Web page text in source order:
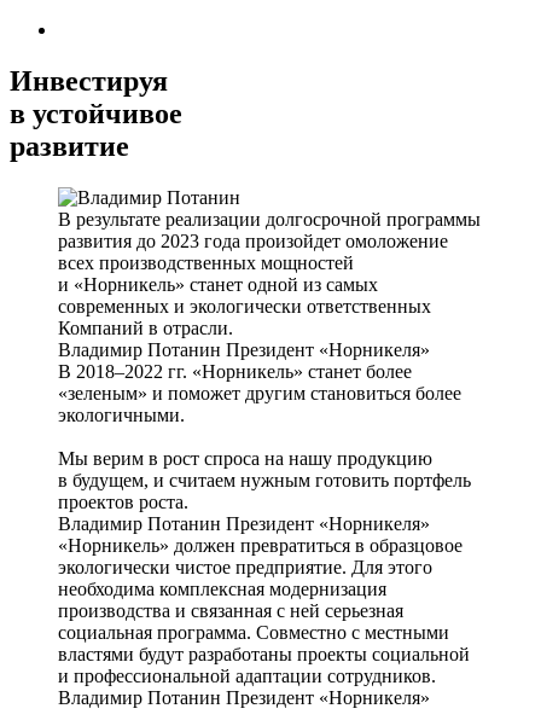
Инвестируя
в устойчивое
развитие
В результате реализации долгосрочной программы
развития до 2023 года произойдет омоложение
всех производственных мощностей
и «Норникель» станет одной из самых
современных и экологически ответственных
Компаний в отрасли.
Владимир Потанин Президент «Норникеля»
В 2018–2022 гг. «Норникель» станет более
«зеленым» и поможет другим становиться более
экологичными.
Мы верим в рост спроса на нашу продукцию
в будущем, и считаем нужным готовить портфель
проектов роста.
Владимир Потанин Президент «Норникеля»
«Норникель» должен превратиться в образцовое
экологически чистое предприятие. Для этого
необходима комплексная модернизация
производства и связанная с ней серьезная
социальная программа. Совместно с местными
властями будут разработаны проекты социальной
и профессиональной адаптации сотрудников.
Владимир Потанин Президент «Норникеля»